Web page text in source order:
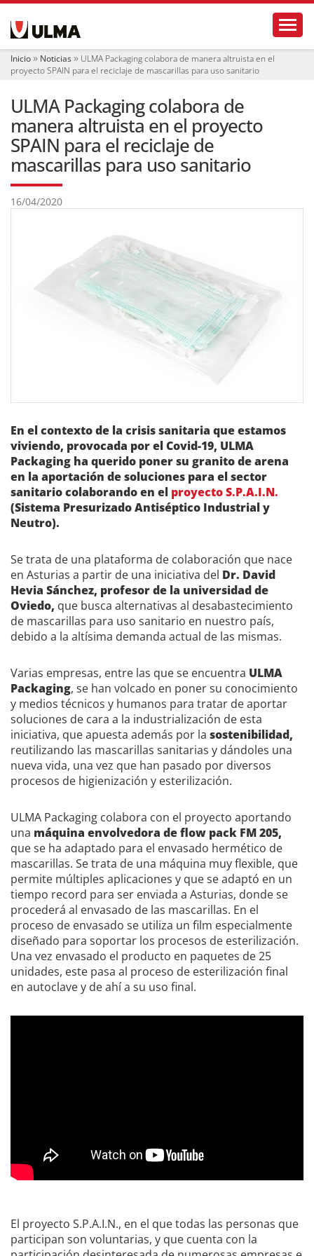
e Inicio Noticias
ULMA Packaging colabora de manera altruista en el
proyecto SPAIN para el reciclaje de mascarillas para uso sanitario
ULMA Packaging colabora de
manera altruista en el proyecto
SPAIN para el reciclaje de
mascarillas para uso sanitario
16/04/2020
En el contexto de la crisis sanitaria que estamos
viviendo, provocada por el Covid-19, ULMA
Packaging ha querido poner su granito de arena
en la aportación de soluciones para el sector
sanitario colaborando en el proyecto S.P.A.I.N.
(Sistema Presurizado Antiséptico Industrial y
Neutro).
Se trata de una plataforma de colaboración que nace
en Asturias a partir de una iniciativa del Dr. David
Hevia Sánchez, profesor de la universidad de
Oviedo, que busca alternativas al desabastecimiento
de mascarillas para uso sanitario en nuestro país,
debido a la altísima demanda actual de las mismas.
Varias empresas, entre las que se encuentra ULMA
Packaging, se han volcado en poner su conocimiento
y medios técnicos y humanos para tratar de aportar
soluciones de cara a la industrialización de esta
iniciativa, que apuesta además por la sostenibilidad,
reutilizando las mascarillas sanitarias y dándoles una
nueva vida, una vez que han pasado por diversos
procesos de higienización y esterilización.
ULMA Packaging colabora con el proyecto aportando
una máquina envolvedora de flow pack FM 205,
que se ha adaptado para el envasado hermético de
mascarillas. Se trata de una máquina muy flexible, que
permite múltiples aplicaciones y que se adaptó en un
tiempo record para ser enviada a Asturias, donde se
procederá al envasado de las mascarillas. En el
proceso de envasado se utiliza un film especialmente
diseñado para soportar los procesos de esterilización.
Una vez envasado el producto en paquetes de 25
unidades, este pasa al proceso de esterilización final
en autoclave y de ahí a su uso final.
El proyecto S.P.A.I.N., en el que todas las personas que
participan son voluntarias, y que cuenta con la